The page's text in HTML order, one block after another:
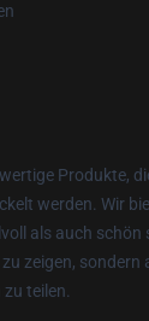
Produkte,
werden. Wir
als auch schön
zeigen, sondern
teilen.